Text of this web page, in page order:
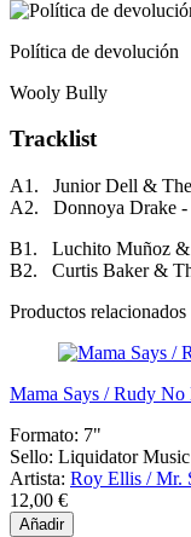
Política de devolución
Wooly Bully
Tracklist
A1. Junior Dell &
A2. Donnoya Drake
B1. Luchito Muñoz &
B2. Curtis Baker &
Productos relacionados
Mama Says / Rudy No
Formato: 7"
Sello: Liquidator Music
Artista: Roy Ellis / Mr.
12,00 €
Añadir